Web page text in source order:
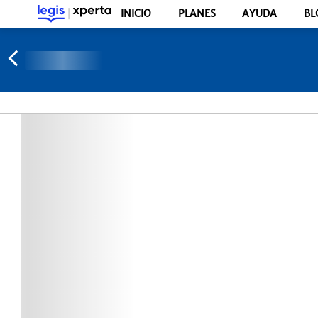
INICIO PLANES AYUDA